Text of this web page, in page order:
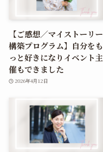
【ご感想／マイストーリー
構築プログラム】自分をも
っと好きになりイベント主
催もできました
2026年4月12日